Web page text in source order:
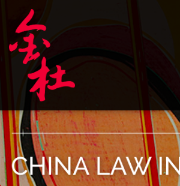
content
Home
- 关于
金杜
Services
- 专业领
域
English
Example Link
China Banking
China Insurance
China Securities
General Administration
Ministry of Commerce
National Development
Pacific Rim Advisory
State Administration for
State Administration of
Supreme People’s Court
World Law Group
RSS
LinkedIn
Weibo